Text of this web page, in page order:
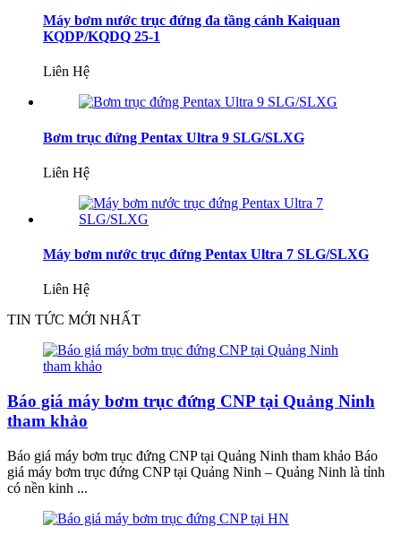
Máy bơm nước trục đứng đa tầng cánh Kaiquan
KQDP/KQDQ 25-1
Liên Hệ
Bơm trục đứng Pentax Ultra 9 SLG/SLXG
Liên Hệ
Máy bơm nước trục đứng Pentax Ultra 7 SLG/SLXG
Liên Hệ
TIN TỨC MỚI NHẤT
Báo giá máy bơm trục đứng CNP tại Quảng Ninh
tham khảo
Báo giá máy bơm trục đứng CNP tại Quảng Ninh tham khảo Báo
giá máy bơm trục đứng CNP tại Quảng Ninh – Quảng Ninh là tỉnh
có nền kinh ...